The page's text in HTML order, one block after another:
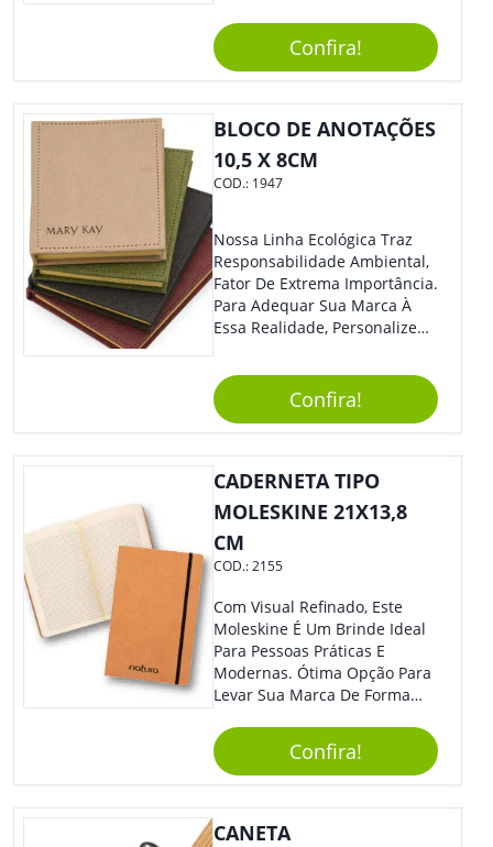
Confira!
BLOCO DE ANOTAÇÕES
10,5 X 8CM
COD.: 1947
Nossa Linha Ecológica Traz
Responsabilidade Ambiental,
Fator De Extrema Importância.
Para Adequar Sua Marca À
Essa Realidade, Personalize
Anotações Com Post-It E
Caneta. Elaborado A Partir De
Material Reciclado, O Brinde
Também É Prático, Tornando-
Se Assim Excelente Para Uso
Cotidiano. Perfeito, Não É?!
Confira!
CADERNETA TIPO
MOLESKINE 21X13,8
CM
COD.:2155
Com Visual Refinado, Este
Moleskine É Um Brinde Ideal
Para Pessoas Práticas E
Modernas. Ótima Opção Para
Levar Sua Marca De Forma
Sua Empresa Em Eventos,
Reuniões Corporativas Ou Até
Mesmo Para Presentear
Colaboradores E Parceiros De
Sua Empresa.
Confira!
CANETA